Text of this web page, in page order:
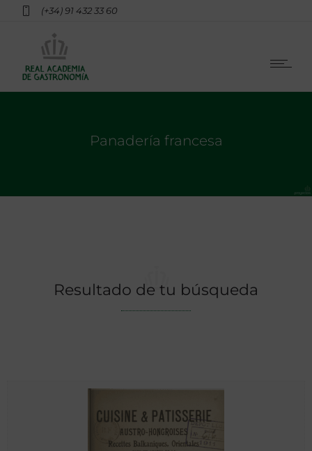
(+34) 91 432 33 60
Panadería francesa
Resultado de tu búsqueda